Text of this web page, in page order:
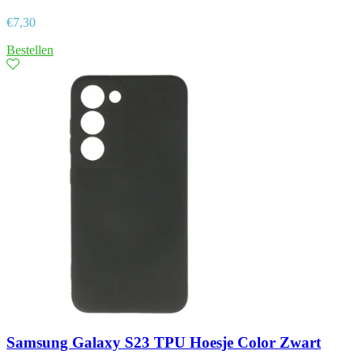
€7,30
Bestellen
Samsung Galaxy S23 TPU Hoesje Color Zwart